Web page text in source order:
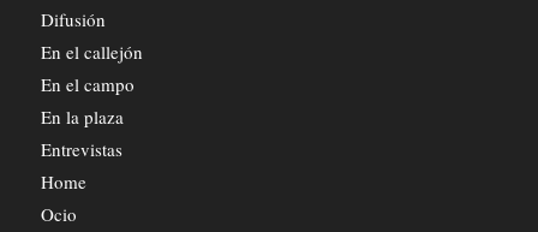
Difusión
En el callejón
En el campo
En la plaza
Entrevistas
Home
Ocio